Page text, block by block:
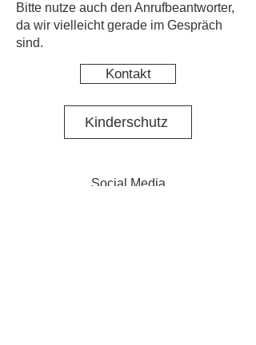
​Bitte nutze auch den Anrufbeantworter,
da wir vielleicht gerade im Gespräch
sind.
Kontakt
Kinderschutz
Social Media